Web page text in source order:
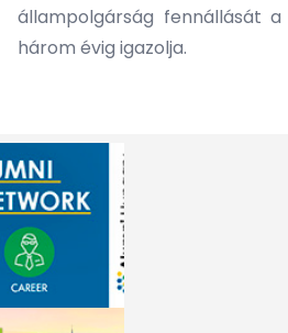
állampolgárság fennállását
három évig igazolja.